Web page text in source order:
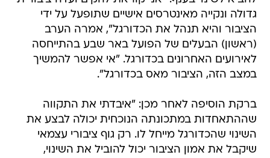
גדולה ונקייה מאינטרסים אישיים שתופעל על ידי
הציבור והיא תנהל את הכדורגל", אמרה הערב
(ראשון) הבעלים של הפועל באר שבע בהתייחסה
לאירועים האחרונים בכדורגל. "אי אפשר להמשיך
במצב הזה, הציבור מאס בכדורגל".
ברקת הוסיפה לאחר מכן: "איבדתי את התקווה
שההתאחדות במתכונתה הנוכחית יכולה לבצע את
השינוי שהכדורגל מייחל לו. רק גוף ציבורי עצמאי
שיקבל את אמון הציבור יכול להוביל את השינוי,